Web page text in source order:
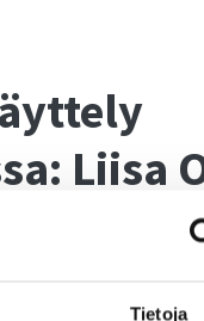
Tietoja
Liisa
Ohenojan